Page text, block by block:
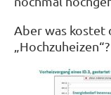
Aber was kostet